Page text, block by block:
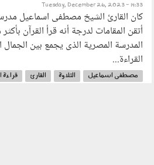
Tuesday, December 26, 2023 - 14:33
كان القارئ الشيخ مصطفى اسماعيل
المدرسة المصرية الذى يجمع بين الجمال
القراءة...
مصطفى اسماعيل التلاوة القارئ قراءة